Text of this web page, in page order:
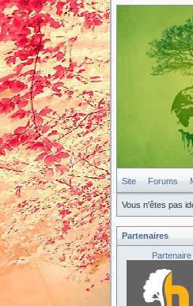
Site Forums
Vous n'êtes pas
Partenaires
Partenaire